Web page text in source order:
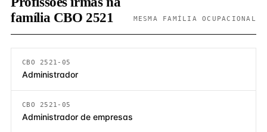
família CBO 2521
MESMA FAMÍLIA OCUPACIONAL
CBO 2521-05
Administrador
CBO 2521-05
Administrador de empresas